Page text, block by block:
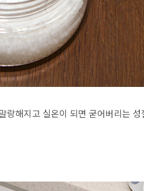
해지고 실온이 되면 굳어버리는 성